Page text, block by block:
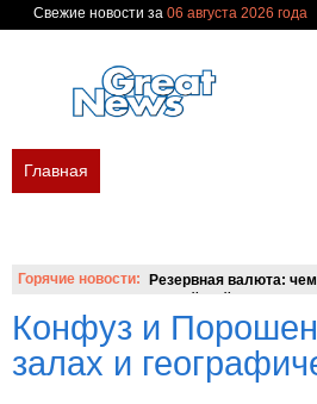
Свежие новости за 06 августа 2026 года
Главная
Горячие новости:
Резервная валюта:
Конфуз и
залах и